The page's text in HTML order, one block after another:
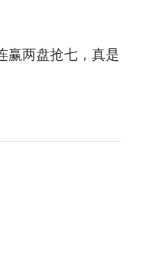
赢两盘抢七，真是